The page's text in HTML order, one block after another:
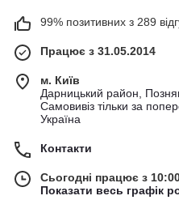
99% позитивних з 289
Працює з 31.05.2014
м. Київ
Дарницький район,
Самовивіз тільки за
Україна
Контакти
Сьогодні працює з
Показати весь графік